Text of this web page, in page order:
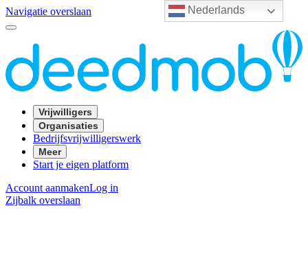
Nederlands
Navigatie overslaan
Vrijwilligers
Organisaties
Bedrijfsvrijwilligerswerk
Meer
Start je eigen platform
Account aanmakenLog in
Zijbalk overslaan